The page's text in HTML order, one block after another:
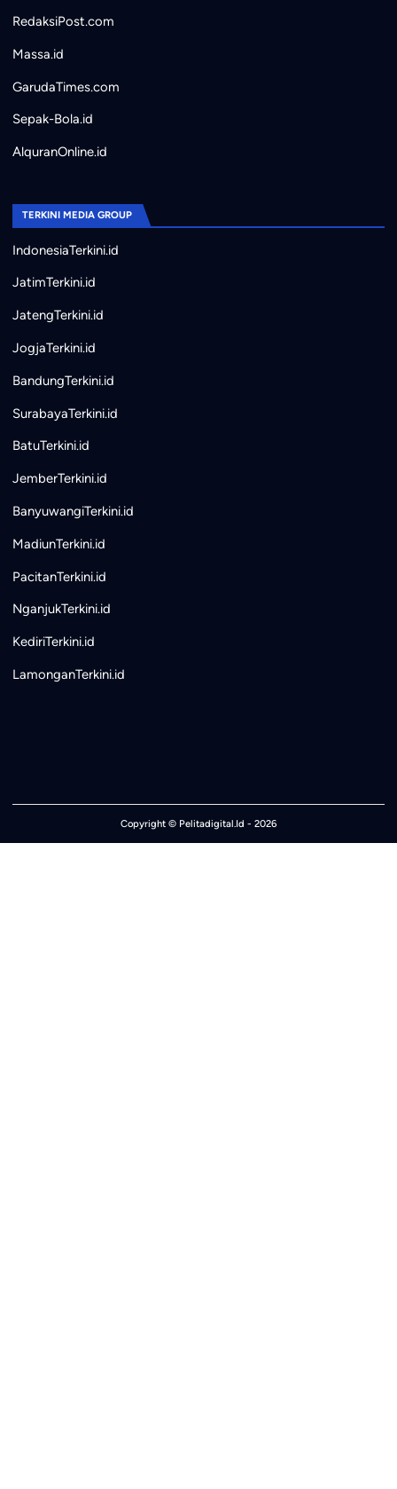
RedaksiPost.com
Massa.id
GarudaTimes.com
Sepak-Bola.id
AlquranOnline.id
TERKINI MEDIA GROUP
IndonesiaTerkini.id
JatimTerkini.id
JatengTerkini.id
JogjaTerkini.id
BandungTerkini.id
SurabayaTerkini.id
BatuTerkini.id
JemberTerkini.id
BanyuwangiTerkini.id
MadiunTerkini.id
PacitanTerkini.id
NganjukTerkini.id
KediriTerkini.id
LamonganTerkini.id
Copyright © Pelitadigital.Id - 2026